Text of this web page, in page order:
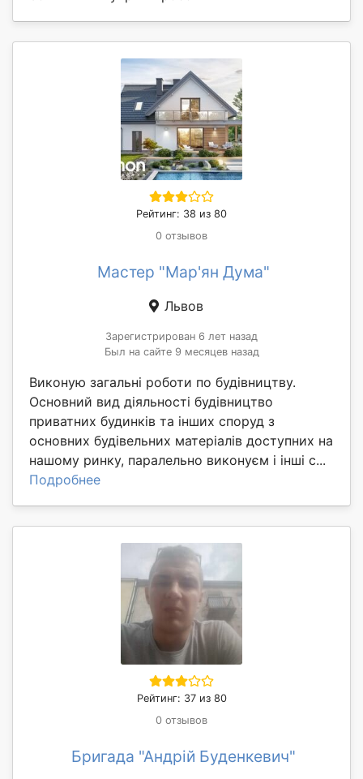
Рейтинг: 38 из 80
0 отзывов
Мастер "Мар'ян Дума"
Львов
Зарегистрирован 6 лет назад
Был на сайте 9 месяцев назад
Виконую загальні роботи по будівництву.
Основний вид діяльності будівництво
приватних будинків та інших споруд з
основних будівельних матеріалів доступних на
нашому ринку, паралельно виконуєм і інші с...
Подробнее
Рейтинг: 37 из 80
0 отзывов
Бригада "Андрій Буденкевич"